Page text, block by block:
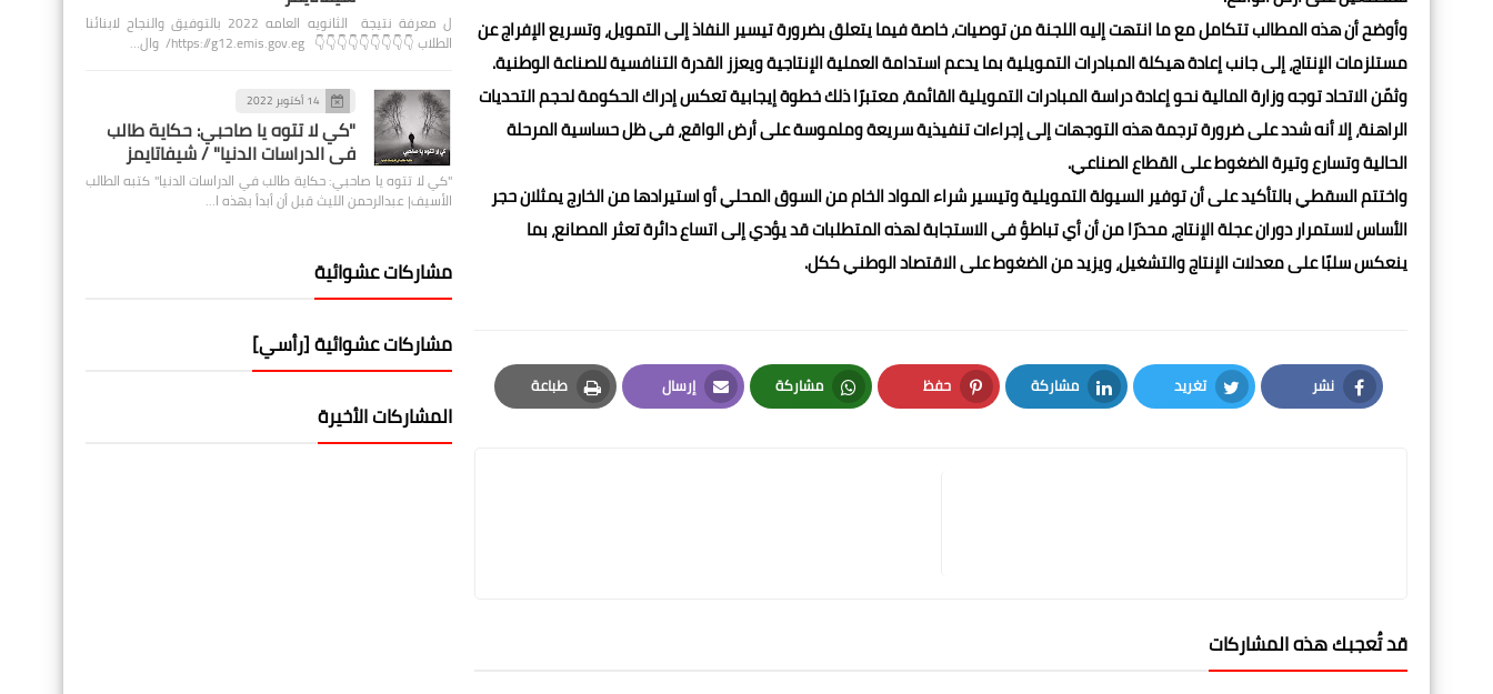
وأوضح أن هذه المطالب تتكامل مع ما انتهت إليه اللجنة من توصيات، خاصة فيما يتعلق بضرورة تيسير النفاذ إلى التمويل، وتسريع الإفراج عن
مستلزمات الإنتاج، إلى جانب إعادة هيكلة المبادرات التمويلية بما يدعم استدامة العملية الإنتاجية ويعزز القدرة التنافسية للصناعة الوطنية.
وثمّن الاتحاد توجه وزارة المالية نحو إعادة دراسة المبادرات التمويلية القائمة، معتبرًا ذلك خطوة إيجابية تعكس إدراك الحكومة لحجم التحديات
الراهنة، إلا أنه شدد على ضرورة ترجمة هذه التوجهات إلى إجراءات تنفيذية سريعة وملموسة على أرض الواقع، في ظل حساسية المرحلة
الحالية وتسارع وتيرة الضغوط على القطاع الصناعي.
واختتم السقطي بالتأكيد على أن توفير السيولة التمويلية وتيسير شراء المواد الخام من السوق المحلي أو استيرادها من الخارج يمثلان حجر
الأساس لاستمرار دوران عجلة الإنتاج، محذرًا من أن أي تباطؤ في الاستجابة لهذه المتطلبات قد يؤدي إلى اتساع دائرة تعثر المصانع، بما
ينعكس سلبًا على معدلات الإنتاج والتشغيل، ويزيد من الضغوط على الاقتصاد الوطني ككل.
نشر
Facebook
تغريد
Twitter
مشاركة
LinkedIn
حفظ
Pinterest
مشاركة
Whatsapp
إرسال
Email
طباعة
Print
قد تُعجبك هذه المشاركات
ل معرفة نتيجة الثانويه العامه 2022 بالتوفيق والنجاح لابنائنا
الطلاب 👇👇👇👇👇👇👇👇👇 https://g12.emis.gov.eg/ وال…
14 أكتوبر 2022
"كي لا تتوه يا صاحبي: حكاية طالب
في الدراسات الدنيا" / شيفاتايمز
"كي لا تتوه يا صاحبي: حكاية طالب في الدراسات الدنيا" كتبه الطالب
الأسيف| عبدالرحمن الليث قبل أن أبدأ بهذه ا…
مشاركات عشوائية
مشاركات عشوائية [رأسي]
المشاركات الأخيرة